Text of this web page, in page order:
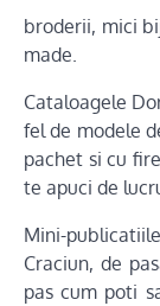
broderii, mici
made.
Cataloagele
fel de modele
pachet si cu
te apuci de
Mini-
Craciun, de
pas cum poti